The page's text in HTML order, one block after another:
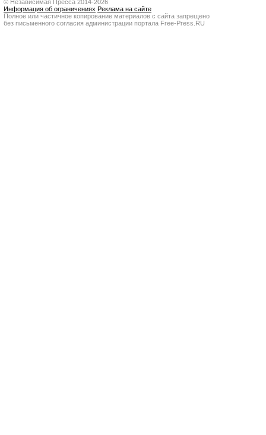
© Независимая Пресса 2014-2026
Информация об ограничениях Реклама на сайте
Полное или частичное копирование материалов с сайта запрещено
без письменного согласия администрации портала Free-Press.RU